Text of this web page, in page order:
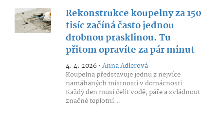
Rekonstrukce koupelny za 150
tisíc začíná často jednou
drobnou prasklinou. Tu
přitom opravíte za pár minut
4. 4. 2026 •Anna Adlerová
Koupelna představuje jednu z nejvíce
namáhaných místností v domácnosti.
Každý den musí čelit vodě, páře a zvládnout
značné teplotní...